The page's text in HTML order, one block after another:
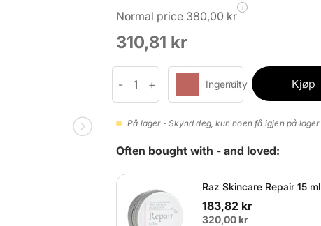
Normal price 380,00 kr
i
310,81 kr
Ingenuity Kjøp
På lager - Skynd deg, kun noen få igjen på lager
Often bought with - and loved:
Raz Skincare Repair 15 ml
183,82 kr
320,00 kr